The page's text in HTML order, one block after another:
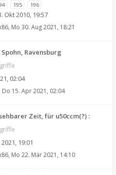
195 196
Okt 2010, 19:57
, Mo 30. Aug 2021, 18:21
Ravensburg
02:04
Do 15. Apr 2021, 02:04
Zeit, für u50ccm(?) :
19:01
, Mo 22. Mär 2021, 14:10